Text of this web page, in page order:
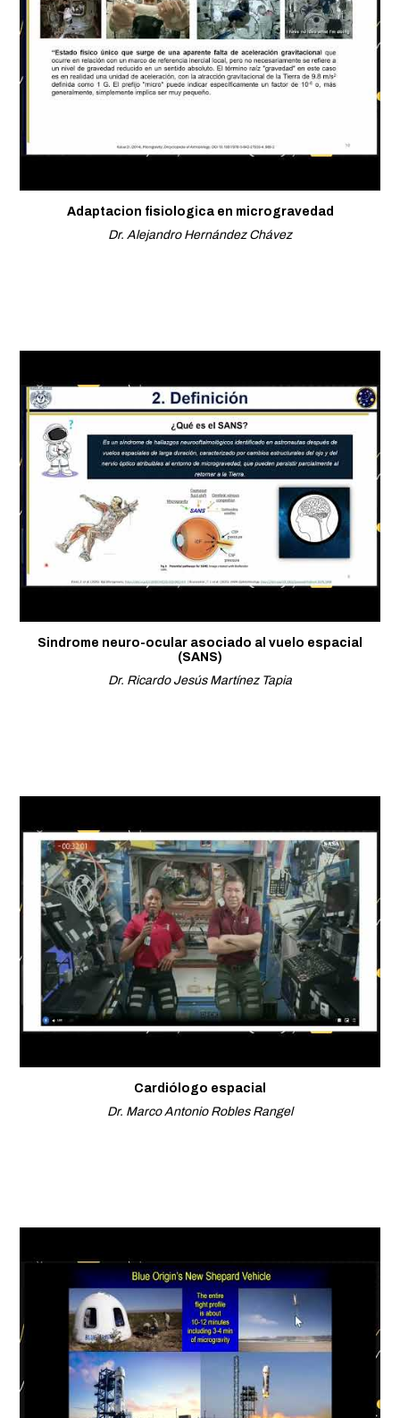
Adaptacion fisiologica en microgravedad
Dr. Alejandro Hernández Chávez
Sindrome neuro-ocular asociado al vuelo espacial
(SANS)
Dr. Ricardo Jesús Martínez Tapia
Cardiólogo espacial
Dr. Marco Antonio Robles Rangel